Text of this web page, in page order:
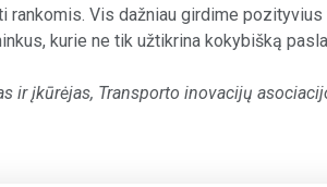
Vis dažniau girdime
kurie ne tik užtikrina kokybišką
ir įkūrėjas, Transporto inovacijų